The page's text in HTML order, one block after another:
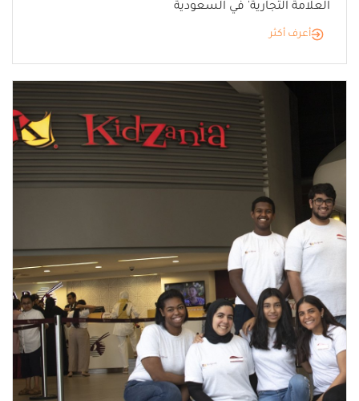
العلامة التجارية' في السعودية
أعرف أكثر